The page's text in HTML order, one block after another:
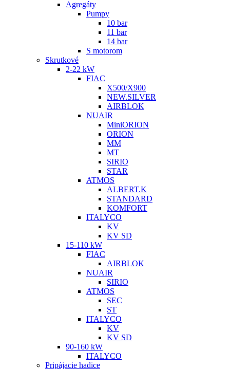
Agregáty
Pumpy
10 bar
11 bar
14 bar
S motorom
Skrutkové
2-22 kW
FIAC
X500/X900
NEW.SILVER
AIRBLOK
NUAIR
MiniORION
ORION
MM
MT
SIRIO
STAR
ATMOS
ALBERT.K
STANDARD
KOMFORT
ITALYCO
KV
KV SD
15-110 kW
FIAC
AIRBLOK
NUAIR
SIRIO
ATMOS
SEC
ST
ITALYCO
KV
KV SD
90-160 kW
ITALYCO
Pripájacie hadice